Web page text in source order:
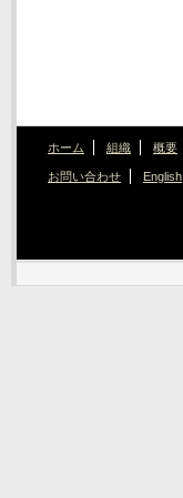
ホーム 組織 概要
お問い合わせ English